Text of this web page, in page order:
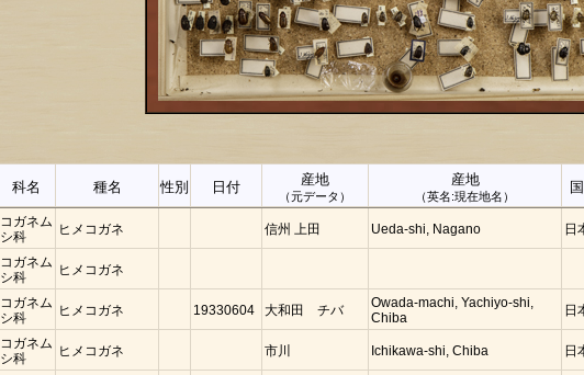
科名 種名 性別 日付 産地
（元データ）
産地
（英名:現在地名）
コガネム
シ科
ヒメコガネ 信州 上田 Ueda-shi, Nagano 日
コガネム
シ科
ヒメコガネ
コガネム
シ科
ヒメコガネ 19330604 大和田 チバ
Owada-machi, Yachiyo-shi,
Chiba
日
コガネム
シ科
ヒメコガネ 市川 Ichikawa-shi, Chiba 日